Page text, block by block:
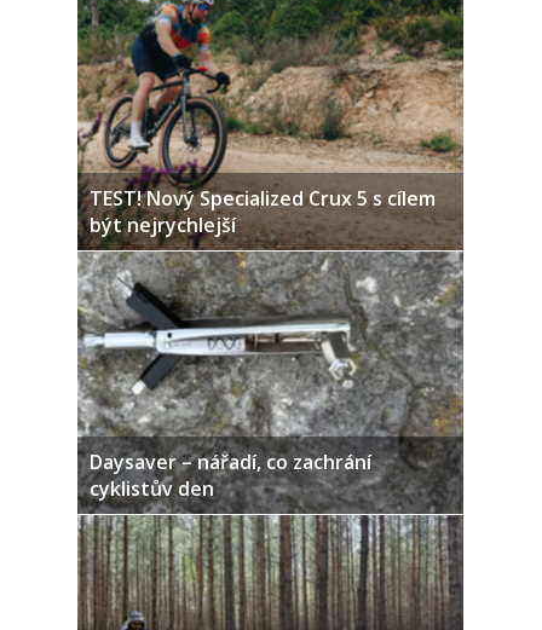
TEST! Nový Specialized Crux 5 s cílem
být nejrychlejší
Daysaver – nářadí, co zachrání
cyklistův den